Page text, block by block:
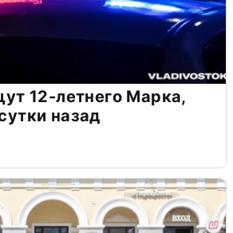
12-летнего Марка,
назад